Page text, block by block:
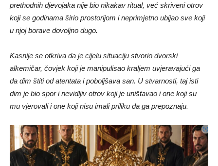
prethodnih djevojaka nije bio nikakav ritual, već skriveni otrov
koji se godinama širio prostorijom i neprimjetno ubijao sve koji
u njoj borave dovoljno dugo.
Kasnije se otkriva da je cijelu situaciju stvorio dvorski
alkemičar, čovjek koji je manipulisao kraljem uvjeravajući ga
da dim štiti od atentata i poboljšava san. U stvarnosti, taj isti
dim je bio spor i nevidljiv otrov koji je uništavao i one koji su
mu vjerovali i one koji nisu imali priliku da ga prepoznaju.